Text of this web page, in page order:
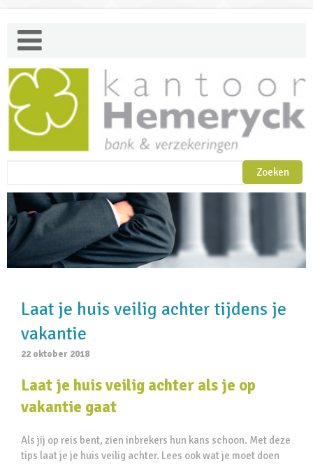
Laat je huis veilig achter tijdens je
vakantie
22 oktober 2018
Laat je huis veilig achter als je op
vakantie gaat
Als jij op reis bent, zien inbrekers hun kans schoon. Met deze
tips laat je je huis veilig achter. Lees ook wat je moet doen